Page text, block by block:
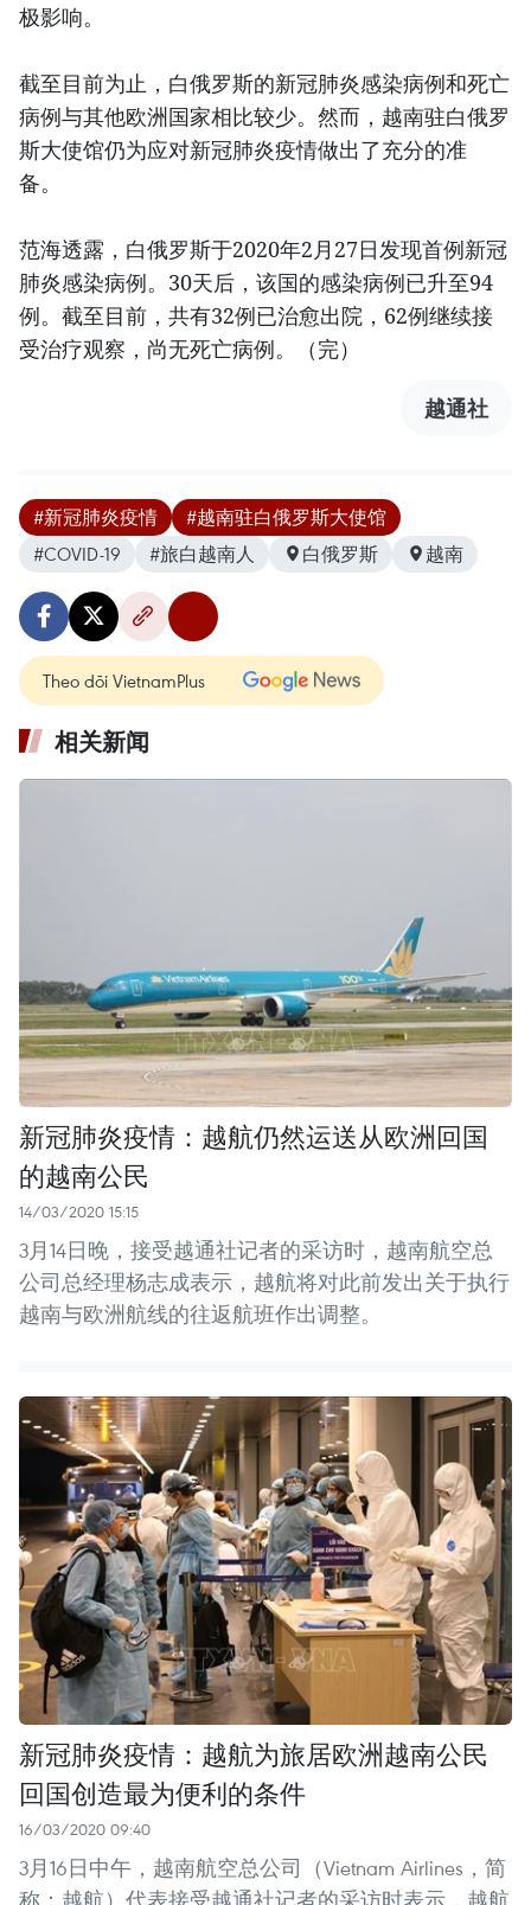
极影响。
截至目前为止，白俄罗斯的新冠肺炎感染病例和死亡
病例与其他欧洲国家相比较少。然而，越南驻白俄罗
斯大使馆仍为应对新冠肺炎疫情做出了充分的准
备。
范海透露，白俄罗斯于2020年2月27日发现首例新冠
肺炎感染病例。30天后，该国的感染病例已升至94
例。截至目前，共有32例已治愈出院，62例继续接
受治疗观察，尚无死亡病例。（完）
越通社
#新冠肺炎疫情
#越南驻白俄罗斯大使馆
#COVID-19
#旅白越南人 白俄罗斯 越南
Theo dõi VietnamPlus
相关新闻
新冠肺炎疫情：越航仍然运送从欧洲回国
的越南公民
14/03/2020 15:15
3月14日晚，接受越通社记者的采访时，越南航空总
公司总经理杨志成表示，越航将对此前发出关于执行
越南与欧洲航线的往返航班作出调整。
新冠肺炎疫情：越航为旅居欧洲越南公民
回国创造最为便利的条件
16/03/2020 09:40
3月16日中午，越南航空总公司（Vietnam Airlines，简